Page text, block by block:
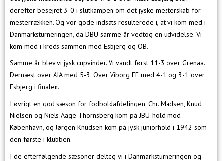
derefter besejret 3-0 i slutkampen om det jyske mesterskab for
mesterrækken. Og vor gode indsats resulterede i, at vi kom med i
Danmarksturneringen, da DBU samme år vedtog en udvidelse. Vi
kom med i kreds sammen med Esbjerg og OB.
Samme år blev vi jysk cupvinder. Vi vandt først 11-3 over Grenaa.
Dernæst over AIA med 5-3. Over Viborg FF med 4-1 og 3-1 over
Esbjerg i finalen.
I øvrigt en god sæson for fodboldafdelingen. Chr. Madsen, Knud
Nielsen og Niels Aage Thornsberg kom på JBU-hold mod
København, og Jørgen Knudsen kom på jysk juniorhold i 1942 som
den første i klubben.
I de efterfølgende sæsoner deltog vi i Danmarksturneringen og